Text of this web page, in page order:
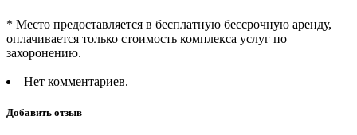
* Место предоставляется в бесплатную бессрочную аренду,
оплачивается только стоимость комплекса услуг по
захоронению.
Нет комментариев.
Добавить отзыв